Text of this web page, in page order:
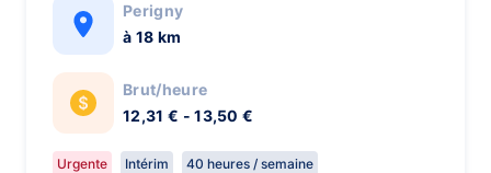
Perigny
à 18 km
Brut/heure
12,31 € - 13,50 €
Urgente Intérim
40 heures / semaine